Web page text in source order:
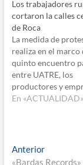
Los trabajadores
cortaron la calles
de Roca
La medida de
realiza en el marco
quinto encuentro
entre UATRE, los
productores y
fruticolas en la
en tanto el
sector empresarial
En «ACTUALIDAD»
Navegación
AnteriorEntrada
anterior:
«Bardas